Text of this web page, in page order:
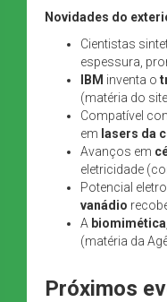
Novidades do
Cientistas
espessura,
IBM inventa o
(matéria do site
Compatível
em lasers da
Avanços em
eletricidade
Potencial
vanádio
A
(matéria da
Próximos